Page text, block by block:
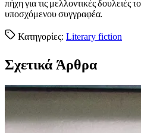
πήχη για τις μελλοντικές
υποσχόμενου συγγραφέα.
Κατηγορίες: Literary fiction
Σχετικά Άρθρα